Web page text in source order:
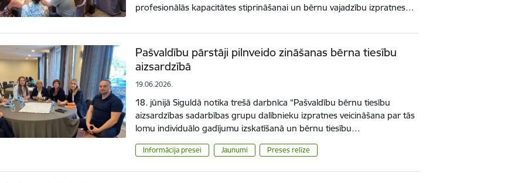
profesionālās kapacitātes stiprināšanai un bērnu vajadzību izpratnes…
Pašvaldību pārstāji pilnveido zināšanas bērna tiesību
aizsardzībā
19.06.2026.
18. jūnijā Siguldā notika trešā darbnīca “Pašvaldību bērnu tiesību
aizsardzības sadarbības grupu dalībnieku izpratnes veicināšana par tās
lomu individuālo gadījumu izskatīšanā un bērnu tiesību…
Informācija presei Jaunumi Preses relīze